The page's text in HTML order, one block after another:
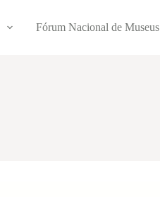
Fórum Nacional de Museus